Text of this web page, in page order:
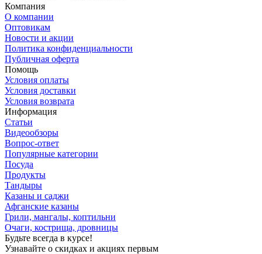
Компания
О компании
Оптовикам
Новости и акции
Политика конфиденциальности
Публичная оферта
Помощь
Условия оплаты
Условия доставки
Условия возврата
Информация
Статьи
Видеообзоры
Вопрос-ответ
Популярные категории
Посуда
Продукты
Тандыры
Казаны и саджи
Афганские казаны
Грили, мангалы, коптильни
Очаги, кострища, дровницы
Будьте всегда в курсе!
Узнавайте о скидках и акциях первым